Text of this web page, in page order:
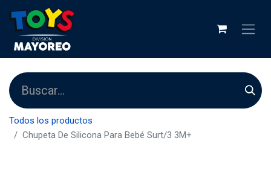
Todos los productos
Chupeta De Silicona Para Bebé Surt/3 3M+